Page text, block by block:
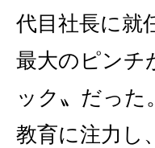
代目社長に就
最大のピンチ
ック〟だった
教育に注力し